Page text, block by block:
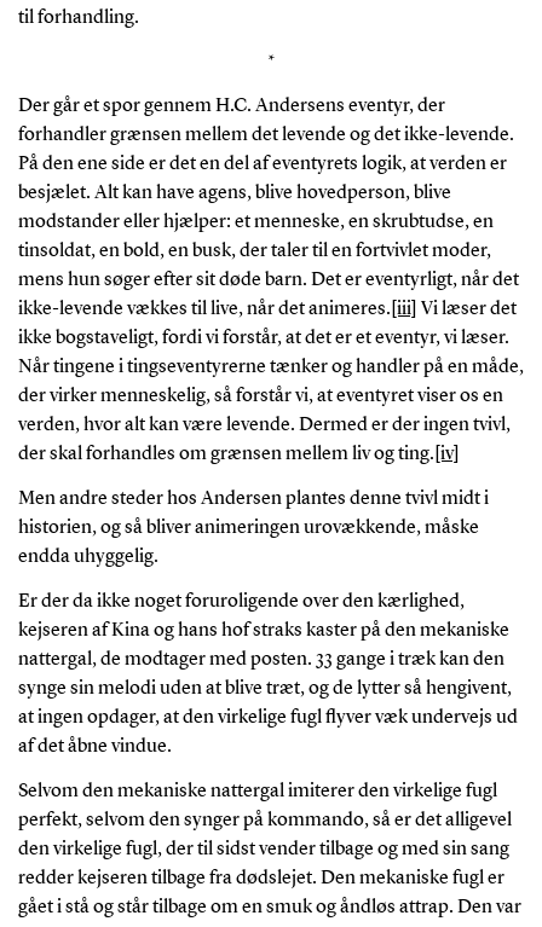
til forhandling.
*
Der går et spor gennem H.C. Andersens eventyr, der
forhandler grænsen mellem det levende og det ikke-levende.
På den ene side er det en del af eventyrets logik, at verden er
besjælet. Alt kan have agens, blive hovedperson, blive
modstander eller hjælper: et menneske, en skrubtudse, en
tinsoldat, en bold, en busk, der taler til en fortvivlet moder,
mens hun søger efter sit døde barn. Det er eventyrligt, når det
ikke-levende vækkes til live, når det animeres. [iii] Vi læser det
ikke bogstaveligt, fordi vi forstår, at det er et eventyr, vi læser.
Når tingene i tingseventyrerne tænker og handler på en måde,
der virker menneskelig, så forstår vi, at eventyret viser os en
verden, hvor alt kan være levende. Dermed er der ingen tvivl,
der skal forhandles om grænsen mellem liv og ting. [iv]
Men andre steder hos Andersen plantes denne tvivl midt i
historien, og så bliver animeringen urovækkende, måske
endda uhyggelig.
Er der da ikke noget foruroligende over den kærlighed,
kejseren af Kina og hans hof straks kaster på den mekaniske
nattergal, de modtager med posten. 33 gange i træk kan den
synge sin melodi uden at blive træt, og de lytter så hengivent,
at ingen opdager, at den virkelige fugl flyver væk undervejs ud
af det åbne vindue.
Selvom den mekaniske nattergal imiterer den virkelige fugl
perfekt, selvom den synger på kommando, så er det alligevel
den virkelige fugl, der til sidst vender tilbage og med sin sang
redder kejseren tilbage fra dødslejet. Den mekaniske fugl er
gået i stå og står tilbage om en smuk og åndløs attrap. Den var